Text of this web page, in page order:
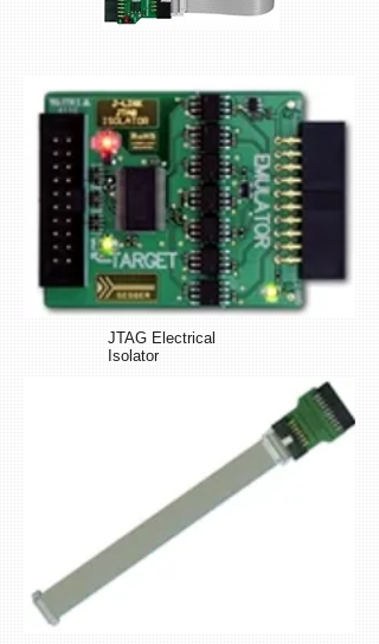
JTAG Electrical
Isolator